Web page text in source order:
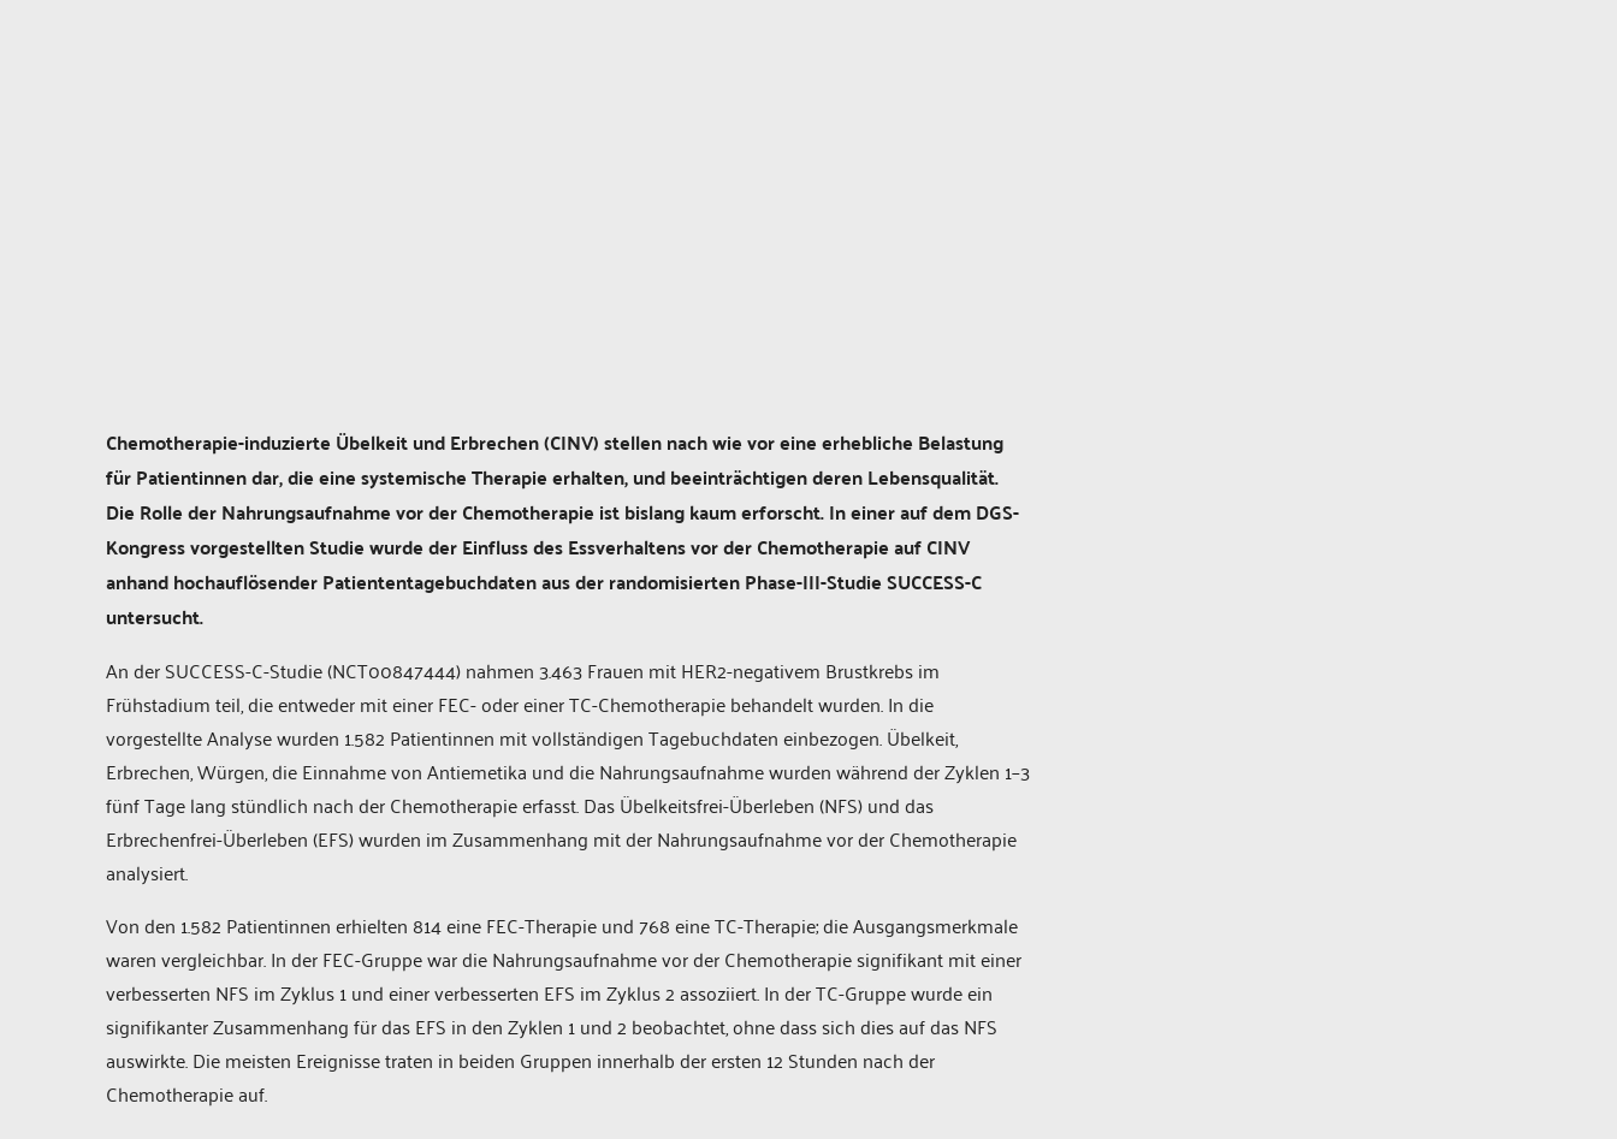
Chemotherapie-induzierte Übelkeit und Erbrechen (CINV) stellen nach wie vor eine erhebliche Belastung
für Patientinnen dar, die eine systemische Therapie erhalten, und beeinträchtigen deren Lebensqualität.
Die Rolle der Nahrungsaufnahme vor der Chemotherapie ist bislang kaum erforscht. In einer auf dem DGS-
Kongress vorgestellten Studie wurde der Einfluss des Essverhaltens vor der Chemotherapie auf CINV
anhand hochauflösender Patiententagebuchdaten aus der randomisierten Phase-III-Studie SUCCESS-C
untersucht.
An der SUCCESS-C-Studie (NCT00847444) nahmen 3.463 Frauen mit HER2-negativem Brustkrebs im
Frühstadium teil, die entweder mit einer FEC- oder einer TC-Chemotherapie behandelt wurden. In die
vorgestellte Analyse wurden 1.582 Patientinnen mit vollständigen Tagebuchdaten einbezogen. Übelkeit,
Erbrechen, Würgen, die Einnahme von Antiemetika und die Nahrungsaufnahme wurden während der Zyklen 1–3
fünf Tage lang stündlich nach der Chemotherapie erfasst. Das Übelkeitsfrei-Überleben (NFS) und das
Erbrechenfrei-Überleben (EFS) wurden im Zusammenhang mit der Nahrungsaufnahme vor der Chemotherapie
analysiert.
Von den 1.582 Patientinnen erhielten 814 eine FEC-Therapie und 768 eine TC-Therapie; die Ausgangsmerkmale
waren vergleichbar. In der FEC-Gruppe war die Nahrungsaufnahme vor der Chemotherapie signifikant mit einer
verbesserten NFS im Zyklus 1 und einer verbesserten EFS im Zyklus 2 assoziiert. In der TC-Gruppe wurde ein
signifikanter Zusammenhang für das EFS in den Zyklen 1 und 2 beobachtet, ohne dass sich dies auf das NFS
auswirkte. Die meisten Ereignisse traten in beiden Gruppen innerhalb der ersten 12 Stunden nach der
Chemotherapie auf.